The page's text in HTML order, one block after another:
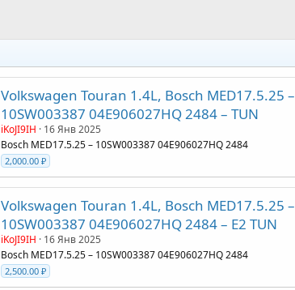
Volkswagen Touran 1.4L, Bosch MED17.5.25 –
10SW003387 04E906027HQ 2484 – TUN
iKoJI9IH
16 Янв 2025
Bosch MED17.5.25 – 10SW003387 04E906027HQ 2484
2,000.00 ₽
Volkswagen Touran 1.4L, Bosch MED17.5.25 –
10SW003387 04E906027HQ 2484 – E2 TUN
iKoJI9IH
16 Янв 2025
Bosch MED17.5.25 – 10SW003387 04E906027HQ 2484
2,500.00 ₽